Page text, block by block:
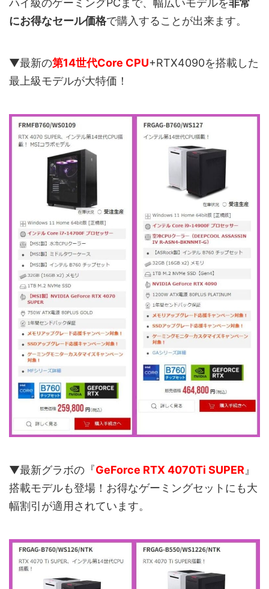
にお得なセール価格で購入することが出来ます。
▼最新の第14世代Core CPU+RTX4090を搭載した
最上級モデルが大特価！
▼最新グラボの『GeForce RTX 4070Ti SUPER』
搭載モデルも登場！お得なゲーミングセットにも大
幅割引が適用されています。